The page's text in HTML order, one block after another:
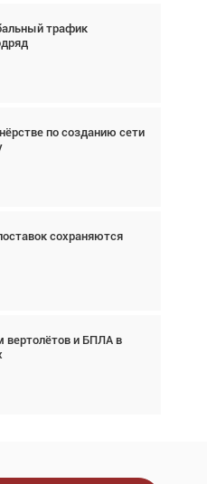
трафик
по созданию сети
сохраняются
вертолётов и БПЛА в
и БПЛА в
Кох: «Фотография
всё портит»
трафик
Подходите к
образом